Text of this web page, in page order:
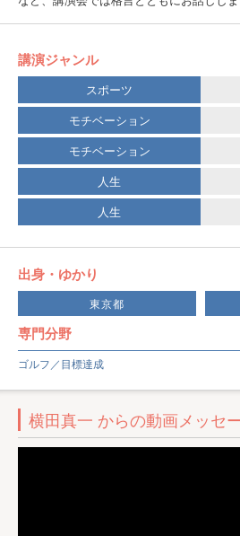
講演ジャンル
スポーツ
モチベーション
モチベーション
人生
人生
出身・ゆかり
東京都
専門分野
ゴルフ／目標達成
横田真一 からの動画メッセ